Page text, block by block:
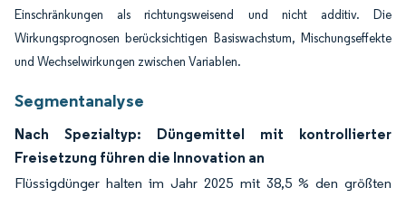
Einschränkungen als richtungsweisend und nicht additiv. Die
Wirkungsprognosen berücksichtigen Basiswachstum, Mischungseffekte
und Wechselwirkungen zwischen Variablen.
Segmentanalyse
Nach Spezialtyp: Düngemittel mit kontrollierter
Freisetzung führen die Innovation an
Flüssigdünger halten im Jahr 2025 mit 38,5 % den größten